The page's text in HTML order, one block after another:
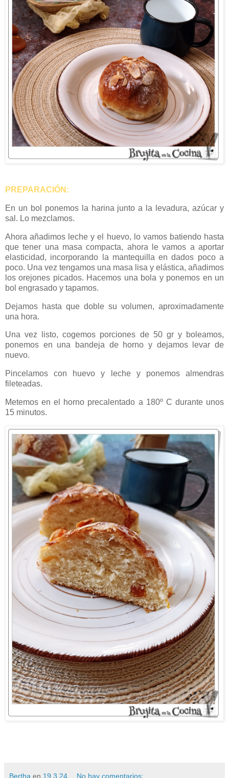
PREPARACIÓN:
En un bol ponemos la harina junto a la levadura, azúcar y
sal. Lo mezclamos.
Ahora añadimos leche y el huevo, lo vamos batiendo hasta
que tener una masa compacta, ahora le vamos a aportar
elasticidad, incorporando la mantequilla en dados poco a
poco. Una vez tengamos una masa lisa y elástica, añadimos
los orejones picados. Hacemos una bola y ponemos en un
bol engrasado y tapamos.
Dejamos hasta que doble su volumen, aproximadamente
una hora.
Una vez listo, cogemos porciones de 50 gr y boleamos,
ponemos en una bandeja de horno y dejamos levar de
nuevo.
Pincelamos con huevo y leche y ponemos almendras
fileteadas.
Metemos en el horno precalentado a 180º C durante unos
15 minutos.
Bertha en 19.3.24 No hay comentarios: